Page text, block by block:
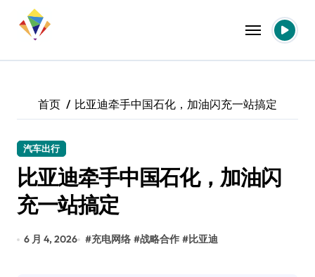
首页 比亚迪牵手中国石化，加油闪充一站搞定
汽车出行
比亚迪牵手中国石化，加油闪
充一站搞定
6 月 4, 2026 #充电网络 #战略合作 #比亚迪